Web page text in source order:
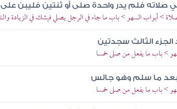
صلاته فلم يدر واحدة صلى أو ثنتين فليبن
> أبواب السهو > باب ما جاء في الرجل يصلي فيشك في الزيادة
الثالث سجدتين
> باب ما يفعل من صلى خمسا
ما سلم وهو جالس
> باب ما يفعل من صلى خمسا